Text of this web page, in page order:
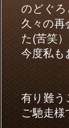
のどぐ
久々の
た(苦笑）
今度私も
有り難
ご馳走